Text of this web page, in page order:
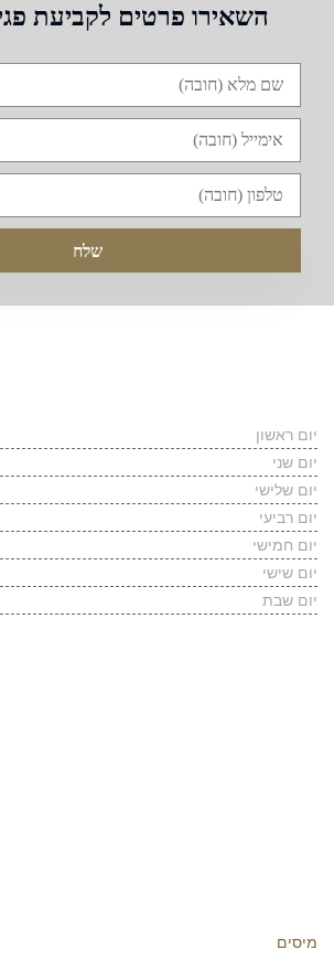
השאירו פרטים לקביעת
יום ראשון
יום שני
יום שלישי
יום רביעי
יום חמישי
יום שישי
יום שבת
מיסים